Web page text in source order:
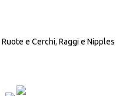
Ruote e Cerchi, Raggi e Nipples